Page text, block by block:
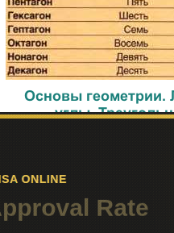
Основы геометрии.
углы.